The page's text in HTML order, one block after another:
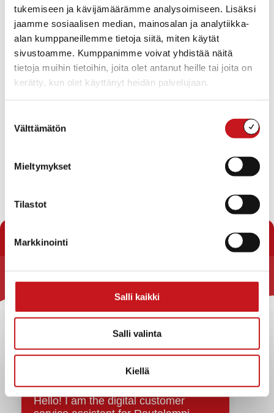
tukemiseen ja kävijämäärämme analysoimiseen. Lisäksi
jaamme sosiaalisen median, mainosalan ja analytiikka-
alan kumppaneillemme tietoja siitä, miten käytät
sivustoamme. Kumppanimme voivat yhdistää näitä
tietoja muihin tietoihin, joita olet antanut heille tai joita on
kerätty, kun olet käyttänyt heidän palvelujaan.
valinta
Välttämätön
Mieltymykset
Tilastot
Markkinointi
Salli kaikki
Salli valinta
Kiellä
valituksessa esitetyin perustein lainvastainen eikä
syntynyt virheellisessä. Hallinto-oikeuden mukaan
asiassa ei ole jäänyt epäselväksi se, että Sepponen on
kokonaisarvion perusteella hakijoista parhaiten
soveltuva Rautalammin kunnanjohtajan tehtävään.
Lisätietoja:
Kuulutus: Itä-Suomen hallinto-oikeuden päätös
Yhteystiedot
Strategiat, ohjelmat, ohjeet, suunnitelmat, säännöt ja
sopimukset
Evästeet